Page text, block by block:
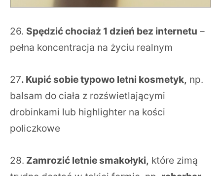
26. Spędzić chociaż 1 dzień bez internetu –
pełna koncentracja na życiu realnym
27. Kupić sobie typowo letni kosmetyk, np.
balsam do ciała z rozświetlającymi
drobinkami lub highlighter na kości
policzkowe
28. Zamrozić letnie smakołyki, które zimą